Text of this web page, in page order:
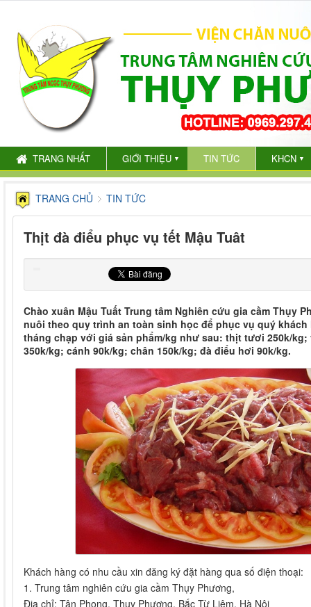
TRANG NHẤT GIỚI THIỆU ▼ TIN TỨC KHCN ▼
TRANG CHỦ TIN TỨC
Thịt đà điểu phục vụ tết Mậu Tuât
Chào xuân Mậu Tuất Trung tâm Nghiên cứu gia cầm Thụy
nuôi theo quy trình an toàn sinh học để phục vụ quý khách
tháng chạp với giá sản phẩm/kg như sau: thịt tươi 250k/kg;
350k/kg; cánh 90k/kg; chân 150k/kg; đà điểu hơi 90k/kg.
Khách hàng có nhu cầu xin đăng ký đặt hàng qua số điện thoại:
1. Trung tâm nghiên cứu gia cầm Thụy Phương,
Địa chỉ: Tân Phong, Thụy Phương, Bắc Từ Liêm, Hà Nội